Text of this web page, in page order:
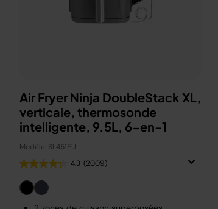
Air Fryer Ninja DoubleStack XL,
verticale, thermosonde
intelligente, 9.5L, 6-en-1
Modèle: SL451EU
4.3 (2009)